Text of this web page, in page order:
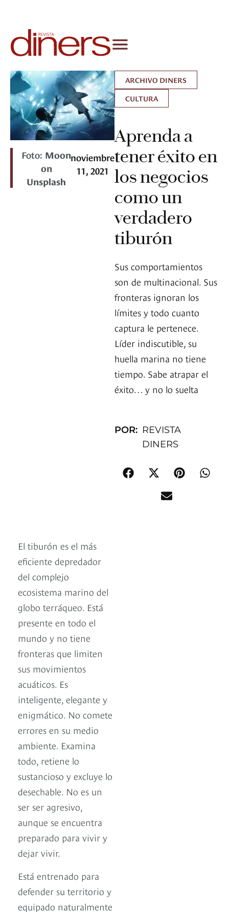
Foto: Moon
on
Unsplash
noviembre
11, 2021
ARCHIVO DINERS
CULTURA
Aprenda a
tener éxito en
los negocios
como un
verdadero
tiburón
Sus comportamientos
son de multinacional. Sus
fronteras ignoran los
límites y todo cuanto
captura le pertenece.
Líder indiscutible, su
huella marina no tiene
tiempo. Sabe atrapar el
éxito… y no lo suelta
POR: REVISTA
DINERS
El tiburón es el más
eficiente depredador
del complejo
ecosistema marino del
globo terráqueo. Está
presente en todo el
mundo y no tiene
fronteras que limiten
sus movimientos
acuáticos. Es
inteligente, elegante y
enigmático. No comete
errores en su medio
ambiente. Examina
todo, retiene lo
sustancioso y excluye lo
desechable. No es un
ser ser agresivo,
aunque se encuentra
preparado para vivir y
dejar vivir.
Está entrenado para
defender su territorio y
equipado naturalmente